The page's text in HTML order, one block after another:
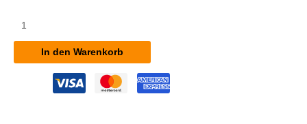
Cantabile
TT-
In den Warenkorb